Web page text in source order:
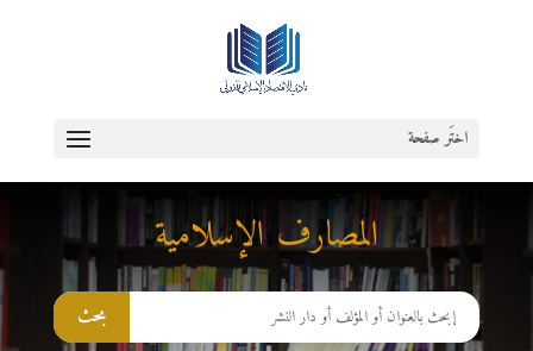
اختَر صفحة
المصارف الإسلامية